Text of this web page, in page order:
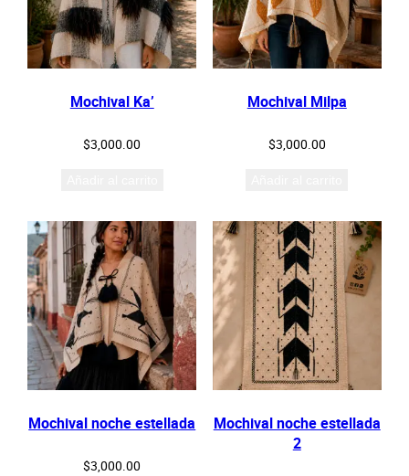
Mochival Ka’
$3,000.00
Mochival Milpa
$3,000.00
Mochival noche estellada
$3,000.00
Mochival noche estellada
2